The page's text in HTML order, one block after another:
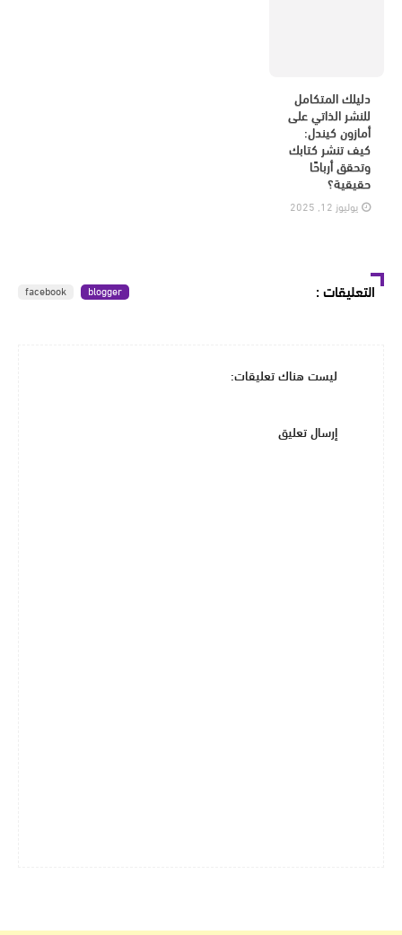
دليلك المتكامل
للنشر الذاتي على
أمازون كيندل:
كيف تنشر كتابك
وتحقق أرباحًا
حقيقية؟
يوليوز 12, 2025
التعليقات :
blogger
facebook
ليست هناك تعليقات:
إرسال تعليق